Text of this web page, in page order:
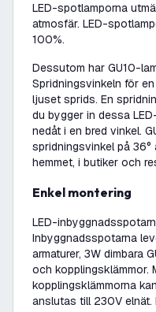
LED-spotlamporna
atmosfär. LED-
100%.
Dessutom har GU10-
Spridningsvinkeln för
ljuset sprids. En
du bygger in dessa
nedåt i en bred vinkel.
spridningsvinkel på
hemmet, i butiker och
Enkel montering
LED-
Inbyggnadsspotarna
armaturer, 3W dimbara
och kopplingsklämmor.
kopplingsklämmorna
anslutas till 230V